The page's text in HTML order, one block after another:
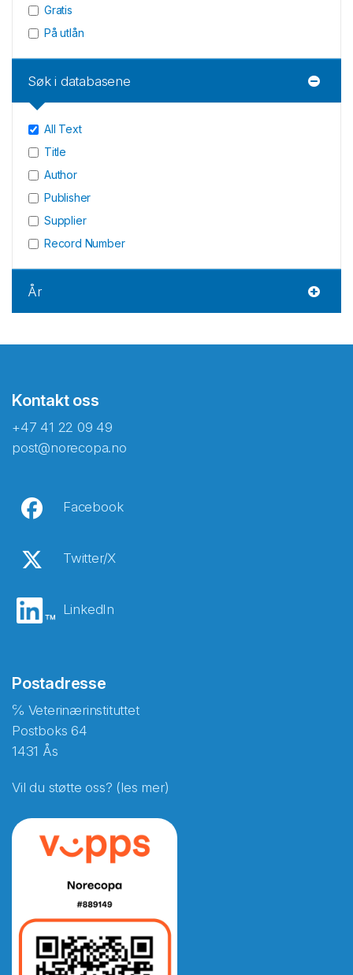
Gratis
På utlån
Søk i databasene
All Text
Title
Author
Publisher
Supplier
Record Number
År
Kontakt oss
+47 41 22 09 49
post@norecopa.no
Facebook
Twitter/X
LinkedIn
Postadresse
℅ Veterinærinstituttet
Postboks 64
1431 Ås
Vil du støtte oss? (les mer)